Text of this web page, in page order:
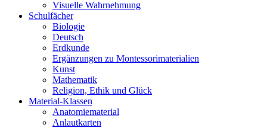
Visuelle Wahrnehmung
Schulfächer
Biologie
Deutsch
Erdkunde
Ergänzungen zu Montessorimaterialien
Kunst
Mathematik
Religion, Ethik und Glück
Material-Klassen
Anatomiematerial
Anlautkarten